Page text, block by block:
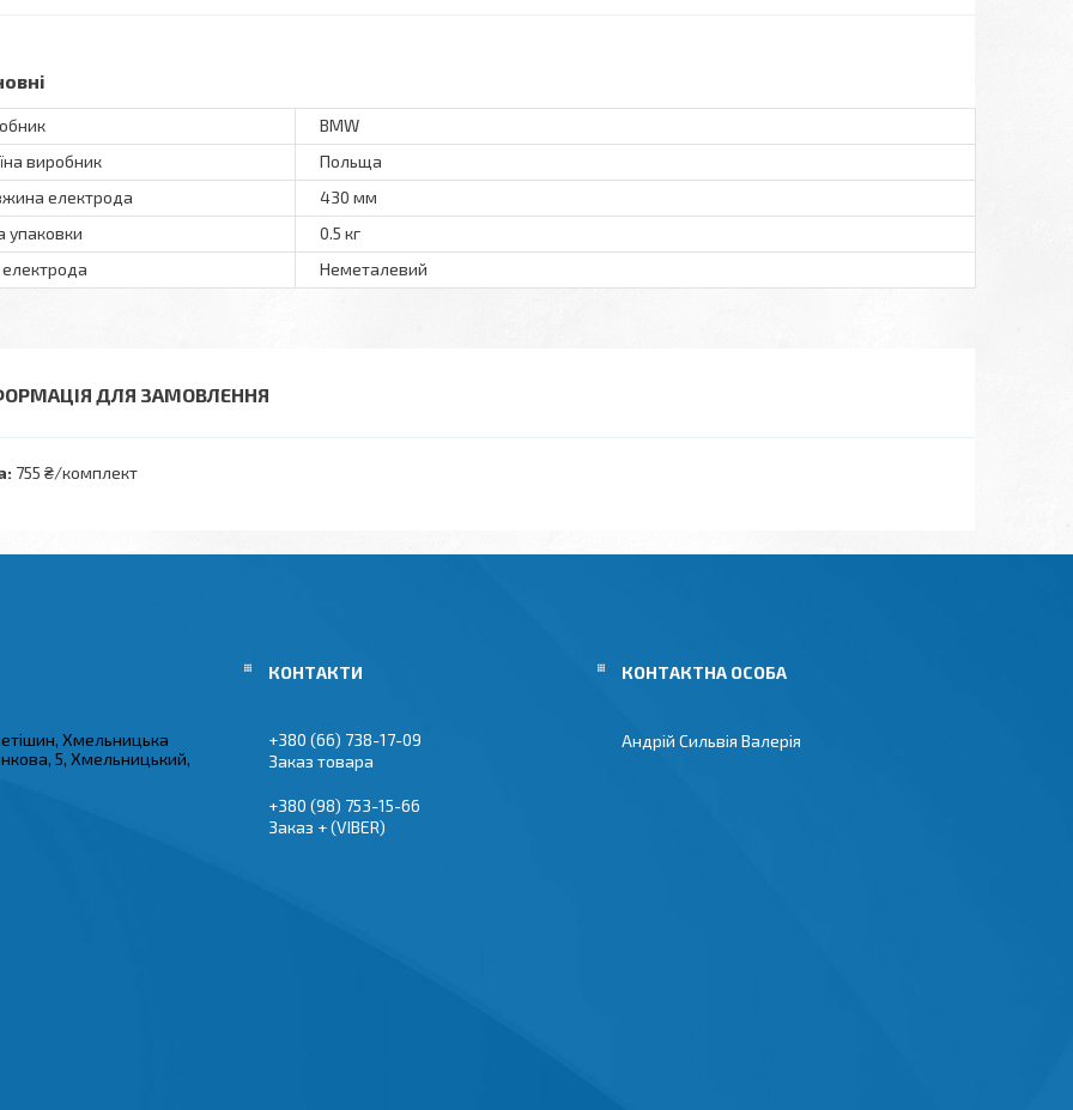
BMW
виробник
Польща
електрода
430 мм
упаковки
0.5 кг
Неметалевий
ДЛЯ ЗАМОВЛЕННЯ
755 ₴/комплект
Хмельницька
5, Хмельницький,
+380 (66) 738-17-09
Заказ товара
+380 (98) 753-15-66
Заказ + (VIBER)
Андрій Сильвія Валерія